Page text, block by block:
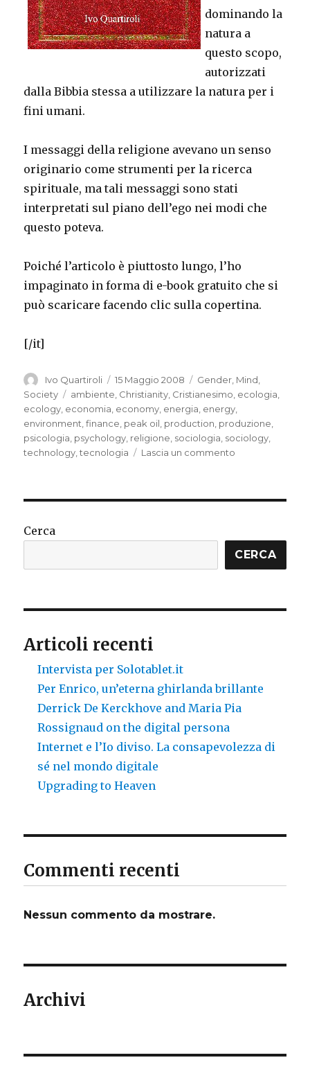
dominando la
natura a
questo scopo,
autorizzati
dalla Bibbia stessa a utilizzare la natura per i
fini umani.
I messaggi della religione avevano un senso
originario come strumenti per la ricerca
spirituale, ma tali messaggi sono stati
interpretati sul piano dell’ego nei modi che
questo poteva.
Poiché l’articolo è piuttosto lungo, l’ho
impaginato in forma di e-book gratuito che si
può scaricare facendo clic sulla copertina.
[/it]
Autore
Ivo Quartiroli
Pubblicato
15 Maggio 2008 Categorie
Gender Mind
Society
Tag
ambiente Christianity Cristianesimo ecologia
ecology economia economy energia energy
environment ,finance peak oil production produzione
psicologia psychology religione sociologia sociology
technology ,tecnologia Lascia un commento
Cerca
CERCA
Articoli recenti
Intervista per Solotablet.it
Per Enrico, un’eterna ghirlanda brillante
Derrick De Kerckhove and Maria Pia
Rossignaud on the digital persona
Internet e l’Io diviso. La consapevolezza di
sé nel mondo digitale
Upgrading to Heaven
Commenti recenti
Nessun commento da mostrare.
Archivi